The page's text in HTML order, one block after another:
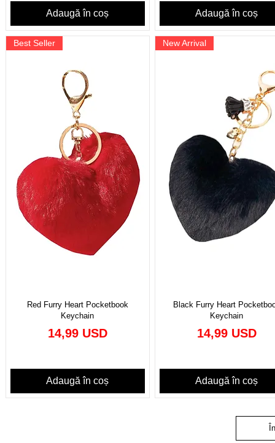
Adaugă în coș Adaugă în coș
Best Seller
Red Furry Heart Pocketbook
Keychain
Preț
14,99 USD
Adaugă în coș
New Arrival
Black Furry Heart
Keychain
Preț
14,99 USD
Adaugă în coș